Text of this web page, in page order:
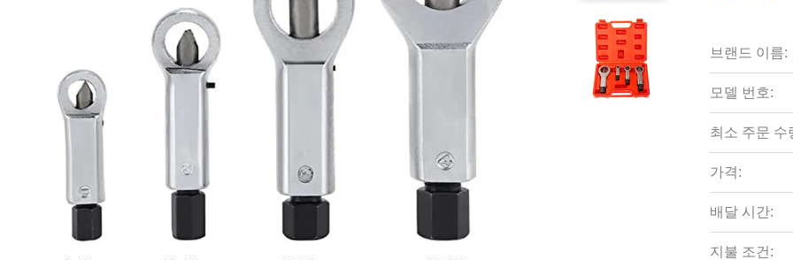
브랜드 이름:
모델 번호:
최소 주문 수
가격:
배달 시간:
지불 조건: